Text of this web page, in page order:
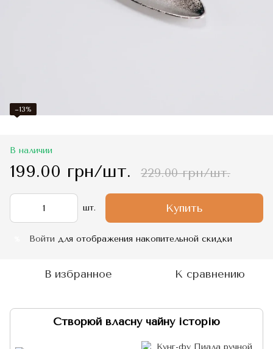
−13%
В наличии
199.00 грн/шт. 229.00 грн/шт.
шт. Купить
Войти для отображения накопительной скидки
В избранное К сравнению
Створюй власну чайну історію